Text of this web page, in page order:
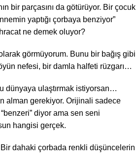
bir parçasını da götürüyor. Bir çocuk
yaptığı çorbaya benziyor”
ne demek oluyor?
görmüyorum. Bunu bir bağış gibi
nefesi, bir damla halfeti rüzgarı…
dünyaya ulaştırmak istiyorsan…
alman gerekiyor. Orijinali sadece
diyor ama sen seni
hangisi gerçek.
dahaki çorbada renkli düşüncelerin